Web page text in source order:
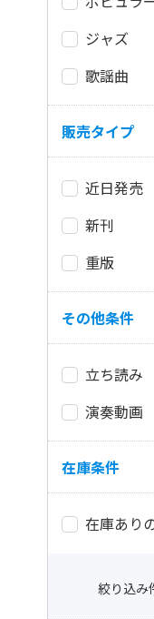
ジャズ
歌謡曲
販売タイプ
近日発売
新刊
重版
その他条件
立ち読み
演奏動画
在庫条件
在庫あり
絞り込み